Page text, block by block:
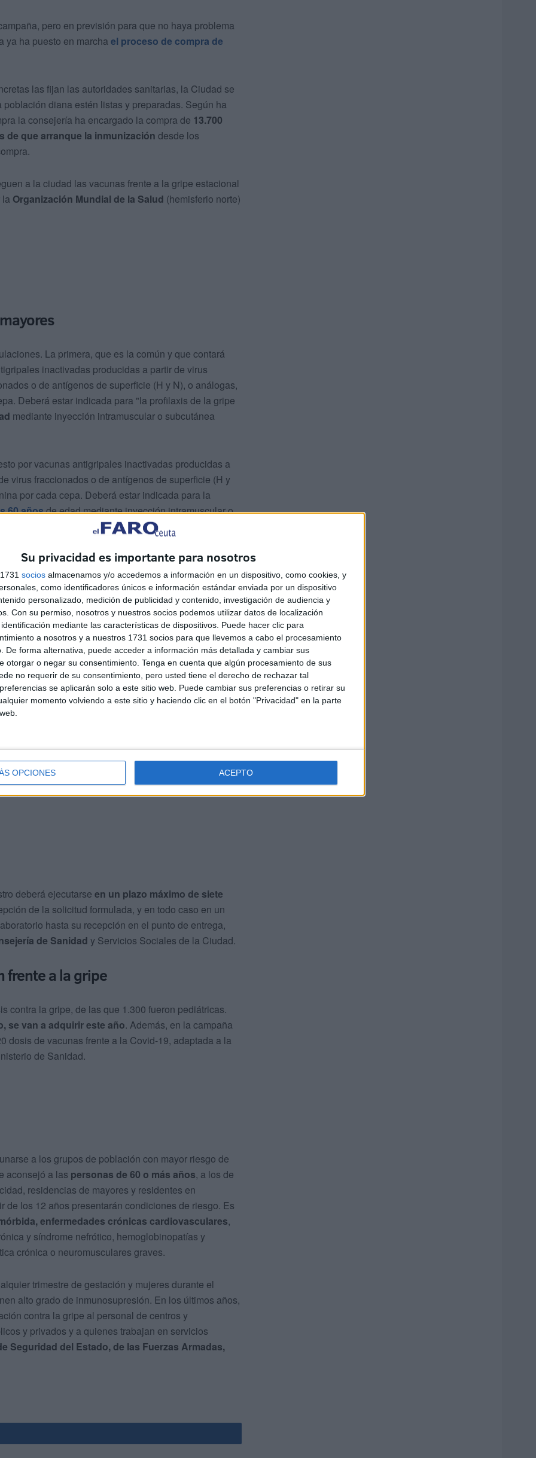
Su privacidad es importante para nosotros
socios almacenamos y/o accedemos a información en un dispositivo, como cookies, y
como identificadores únicos e información estándar enviada por un dispositivo
personalizado, medición de publicidad y contenido, investigación de audiencia y
Con su permiso, nosotros y nuestros socios podemos utilizar datos de localización
mediante las características de dispositivos. Puede hacer clic para
a nosotros y a nuestros 1731 socios para que llevemos a cabo el procesamiento
De forma alternativa, puede acceder a información más detallada y cambiar sus
otorgar o negar su consentimiento. Tenga en cuenta que algún procesamiento de sus
no requerir de su consentimiento, pero usted tiene el derecho de rechazar tal
se aplicarán solo a este sitio web. Puede cambiar sus preferencias o retirar su
momento volviendo a este sitio y haciendo clic en el botón "Privacidad" en la parte
OPCIONES ACEPTO
pero en previsión para que no haya problema
ya ha puesto en marcha el proceso de compra de
las fijan las autoridades sanitarias, la Ciudad se
diana estén listas y preparadas. Según ha
la consejería ha encargado la compra de 13.700
de que arranque la inmunización desde los
a la ciudad las vacunas frente a la gripe estacional
Organización Mundial de la Salud (hemisferio norte)
La primera, que es la común y que contará
inactivadas producidas a partir de virus
o de antígenos de superficie (H y N), o análogas,
Deberá estar indicada para "la profilaxis de la gripe
mediante inyección intramuscular o subcutánea
por vacunas antigripales inactivadas producidas a
virus fraccionados o de antígenos de superficie (H y
por cada cepa. Deberá estar indicada para la
60 añosde edad mediante inyección intramuscular o
en jeringa precargada, precisa la consejería.
En este caso, se trata de vacunas antigripales de
la profilaxis de la gripe "en individuos a partir de los 24
las llamadas vacunas pediátricas. Serán de un solo
protectora del extremo de la boquilla, varilla
al tratarse de una medicación que necesita unas
laboratorio realizará los suministros a demanda de la
y
deberá ejecutarse en un plazo máximo de siete
de la solicitud formulada, y en todo caso en un
hasta su recepción en el punto de entrega,
de Sanidad y Servicios Sociales de la Ciudad.
frente a la gripe
contra la gripe, de las que 1.300 fueron pediátricas.
se van a adquirir este año. Además, en la campaña
dosis de vacunas frente a la Covid-19, adaptada a la
de Sanidad.
a los grupos de población con mayor riesgo de
aconsejó a las personas de 60 o más años, a los de
residencias de mayores y residentes en
de los 12 años presentarán condiciones de riesgo. Es
enfermedades crónicas cardiovasculares,
y síndrome nefrótico, hemoglobinopatías y
crónica o neuromusculares graves.
trimestre de gestación y mujeres durante el
alto grado de inmunosupresión. En los últimos años,
contra la gripe al personal de centros y
y privados y a quienes trabajan en servicios
Seguridad del Estado, de las Fuerzas Armadas,